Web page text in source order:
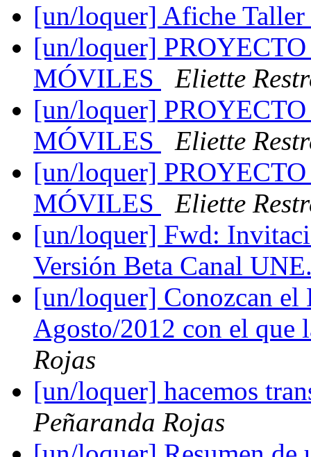
[un/loquer] Afiche Taller
[un/loquer]
MÓVILES
Eliette
[un/loquer]
MÓVILES
Eliette
[un/loquer]
MÓVILES
Eliette
[un/loquer] Fwd:
Versión Beta Canal
[un/loquer] Conozcan el
Agosto/2012 con el que
Rojas
[un/loquer] hacemos
Peñaranda Rojas